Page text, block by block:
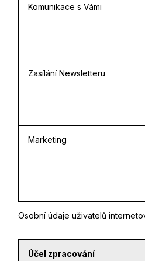
Komunikace s Vámi
Zasílání Newsletteru
Marketing
Osobní údaje uživatelů
Účel zpracování